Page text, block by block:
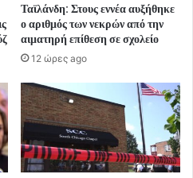
Ταϊλάνδη: Στους εννέα αυξήθηκε
ο αριθμός των νεκρών από την
αιματηρή επίθεση σε σχολείο
12 ώρες ago